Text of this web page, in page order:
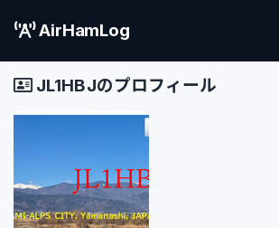
AirHamLog
JL1HBJのプロフィール